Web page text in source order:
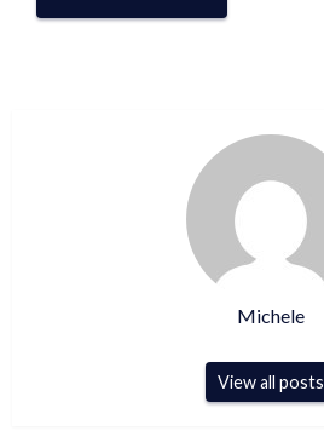
Michele
View all posts